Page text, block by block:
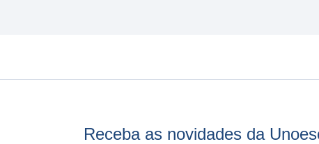
Receba as novidades da